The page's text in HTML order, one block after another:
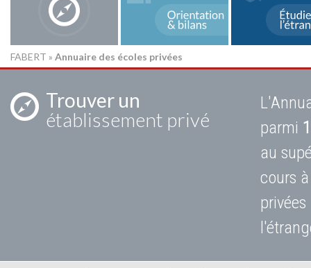
FABERT » Annuaire des écoles privées
Trouver un
établissement privé
parmi
au
cours